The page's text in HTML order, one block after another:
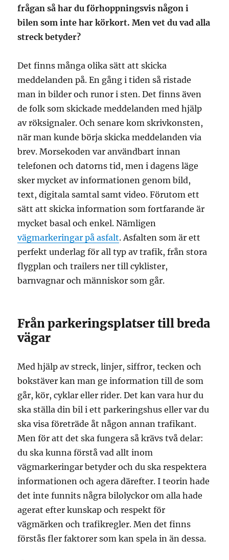
frågan så har du förhoppningsvis någon i
bilen som inte har körkort. Men vet du vad alla
streck betyder?
Det finns många olika sätt att skicka
meddelanden på. En gång i tiden så ristade
man in bilder och runor i sten. Det finns även
de folk som skickade meddelanden med hjälp
av röksignaler. Och senare kom skrivkonsten,
när man kunde börja skicka meddelanden via
brev. Morsekoden var användbart innan
telefonen och datorns tid, men i dagens läge
sker mycket av informationen genom bild,
text, digitala samtal samt video. Förutom ett
sätt att skicka information som fortfarande är
mycket basal och enkel. Nämligen
vägmarkeringar på asfalt. Asfalten som är ett
perfekt underlag för all typ av trafik, från stora
flygplan och trailers ner till cyklister,
barnvagnar och människor som går.
Från parkeringsplatser till breda
vägar
Med hjälp av streck, linjer, siffror, tecken och
bokstäver kan man ge information till de som
går, kör, cyklar eller rider. Det kan vara hur du
ska ställa din bil i ett parkeringshus eller var du
ska visa företräde åt någon annan trafikant.
Men för att det ska fungera så krävs två delar:
du ska kunna förstå vad allt inom
vägmarkeringar betyder och du ska respektera
informationen och agera därefter. I teorin hade
det inte funnits några bilolyckor om alla hade
agerat efter kunskap och respekt för
vägmärken och trafikregler. Men det finns
förstås fler faktorer som kan spela in än dessa.